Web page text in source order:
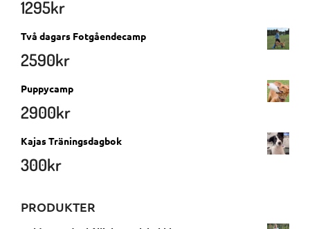
1295kr
Två dagars Fotgåendecamp
2590kr
Puppycamp
2900kr
Kajas Träningsdagbok
300kr
PRODUKTER